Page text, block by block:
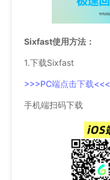
Sixfast使用方法：
1.下载Sixfast
>>>PC端点击下载<<<
手机端扫码下载